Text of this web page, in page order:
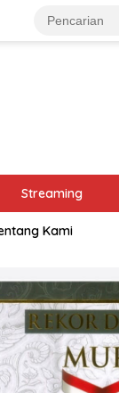
Streaming
Kami